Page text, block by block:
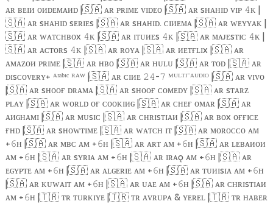
ᴀʀ ʙᴇɪᴎ ᴏᴎᴅᴇᴍᴀᴎᴅ |🇸🇦ᴀʀ ᴘʀɪᴍᴇ ᴠɪᴅᴇᴏ |🇸🇦ᴀʀ sʜᴀʜɪᴅ ᴠɪᴘ 𝟺ᴋ |
🇸🇦ᴀʀ sʜᴀʜɪᴅ sᴇʀɪᴇs |🇸🇦ᴀʀ sʜᴀʜɪᴅ. ᴄɪᴎᴇᴍᴀ |🇸🇦ᴀʀ ᴡᴇʏʏᴀᴋ |
🇸🇦ᴀʀ ᴡᴀᴛᴄʜʙᴏx 𝟺ᴋ |🇸🇦ᴀʀ ɪᴛᴜᴎᴇs 𝟺ᴋ |🇸🇦ᴀʀ ᴍᴀᴊᴇsᴛɪᴄ 𝟺ᴋ |
🇸🇦ᴀʀ ᴀᴄᴛᴏʀs 𝟺ᴋ |🇸🇦ᴀʀ ʀᴏʏᴀ |🇸🇦ᴀʀ ᴎᴇᴛғʟɪx |🇸🇦ᴀʀ
ᴀᴍᴀᴢᴏᴎ ᴘʀɪᴍᴇ |🇸🇦ᴀʀ ʜʙᴏ |🇸🇦ᴀʀ ʜᴜʟᴜ |🇸🇦ᴀʀ ᴛᴏᴅ |🇸🇦ᴀʀ
ᴅɪsᴄᴏᴠᴇʀʏ+ ᴬʳᵃᵇᶦᶜ ᴿᴬᵂ |🇸🇦ᴀʀ ᴄɪᴎᴇ 𝟸𝟺-𝟽 ᴹᵁᴸᵀᴵ⁻ᴬᵁᴰᴵᴼ |🇸🇦ᴀʀ ᴠɪᴠᴏ
|🇸🇦ᴀʀ sʜᴏᴏғ ᴅʀᴀᴍᴀ |🇸🇦ᴀʀ sʜᴏᴏғ ᴄᴏᴍᴇᴅʏ |🇸🇦ᴀʀ sᴛᴀʀᴢ
ᴘʟᴀʏ |🇸🇦ᴀʀ ᴡᴏʀʟᴅ ᴏғ ᴄᴏᴏᴋɪᴎɢ |🇸🇦ᴀʀ ᴄʜᴇғ ᴏᴍᴀʀ |🇸🇦ᴀʀ
ᴀᴎɢʜᴀᴍɪ |🇸🇦ᴀʀ ᴍᴜsɪᴄ |🇸🇦ᴀʀ ᴄʜʀɪsᴛɪᴀᴎ |🇸🇦ᴀʀ ʙᴏx ᴏғғɪᴄᴇ
ғʜᴅ |🇸🇦ᴀʀ sʜᴏᴡᴛɪᴍᴇ |🇸🇦ᴀʀ ᴡᴀᴛᴄʜ ɪᴛ |🇸🇦ᴀʀ ᴍᴏʀᴏᴄᴄᴏ ᴀᴍ
+𝟼ʜ |🇸🇦ᴀʀ ᴍʙᴄ ᴀᴍ +𝟼ʜ |🇸🇦ᴀʀ ᴀʀᴛ ᴀᴍ +𝟼ʜ |🇸🇦ᴀʀ ʟᴇʙᴀᴎᴏᴎ
ᴀᴍ +𝟼ʜ |🇸🇦ᴀʀ sʏʀɪᴀ ᴀᴍ +𝟼ʜ |🇸🇦ᴀʀ ɪʀᴀǫ ᴀᴍ +𝟼ʜ |🇸🇦ᴀʀ
ᴇɢʏᴘᴛᴇ ᴀᴍ +𝟼ʜ |🇸🇦ᴀʀ ᴀʟɢᴇʀɪᴇ ᴀᴍ +𝟼ʜ |🇸🇦ᴀʀ ᴛᴜᴎɪsɪᴀ ᴀᴍ +𝟼ʜ
|🇸🇦ᴀʀ ᴋᴜᴡᴀɪᴛ ᴀᴍ +𝟼ʜ |🇸🇦ᴀʀ ᴜᴀᴇ ᴀᴍ +𝟼ʜ |🇸🇦ᴀʀ ᴄʜʀɪsᴛɪᴀᴎ
ᴀᴍ +𝟼ʜ |🇹🇷ᴛʀ ᴛᴜʀᴋɪʏᴇ |🇹🇷ᴛʀ ᴀᴠʀᴜᴘᴀ & ʏᴇʀᴇʟ |🇹🇷ᴛʀ ʜᴀʙᴇʀ